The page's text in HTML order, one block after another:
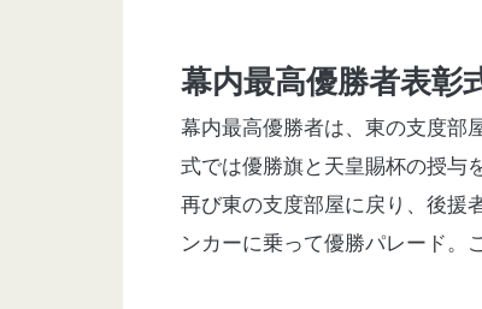
幕内最高優勝者表彰
幕内最高優勝者は、東の支度部
式では優勝旗と天皇賜杯の授与
再び東の支度部屋に戻り、後援
ンカーに乗って優勝パレード。